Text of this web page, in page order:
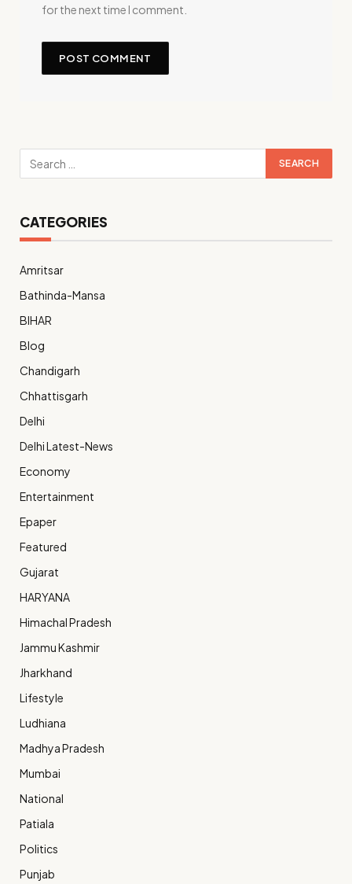
for the next time I comment.
CATEGORIES
Amritsar
Bathinda-Mansa
BIHAR
Blog
Chandigarh
Chhattisgarh
Delhi
Delhi Latest-News
Economy
Entertainment
Epaper
Featured
Gujarat
HARYANA
Himachal Pradesh
Jammu Kashmir
Jharkhand
Lifestyle
Ludhiana
Madhya Pradesh
Mumbai
National
Patiala
Politics
Punjab